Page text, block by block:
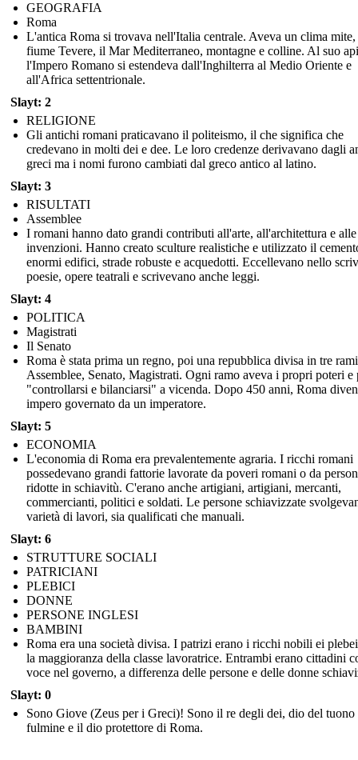
GEOGRAFIA
Roma
L'antica Roma si trovava nell'Italia centrale. Aveva un clima
fiume Tevere, il Mar Mediterraneo, montagne e colline. Al suo
l'Impero Romano si estendeva dall'Inghilterra al Medio Oriente e
all'Africa settentrionale.
Slayt: 2
RELIGIONE
Gli antichi romani praticavano il politeismo, il che significa che
credevano in molti dei e dee. Le loro credenze derivavano dagli
greci ma i nomi furono cambiati dal greco antico al latino.
Slayt: 3
RISULTATI
Assemblee
I romani hanno dato grandi contributi all'arte, all'architettura e alle
invenzioni. Hanno creato sculture realistiche e utilizzato il
enormi edifici, strade robuste e acquedotti. Eccellevano nello
poesie, opere teatrali e scrivevano anche leggi.
Slayt: 4
POLITICA
Magistrati
Il Senato
Roma è stata prima un regno, poi una repubblica divisa in tre
Assemblee, Senato, Magistrati. Ogni ramo aveva i propri poteri e
"controllarsi e bilanciarsi" a vicenda. Dopo 450 anni, Roma
impero governato da un imperatore.
Slayt: 5
ECONOMIA
L'economia di Roma era prevalentemente agraria. I ricchi romani
possedevano grandi fattorie lavorate da poveri romani o da
ridotte in schiavitù. C'erano anche artigiani, artigiani, mercanti,
commercianti, politici e soldati. Le persone schiavizzate
varietà di lavori, sia qualificati che manuali.
Slayt: 6
STRUTTURE SOCIALI
PATRICIANI
PLEBICI
DONNE
PERSONE INGLESI
BAMBINI
Roma era una società divisa. I patrizi erano i ricchi nobili ei
la maggioranza della classe lavoratrice. Entrambi erano cittadini
voce nel governo, a differenza delle persone e delle donne
Slayt: 0
Sono Giove (Zeus per i Greci)! Sono il re degli dei, dio del tuono
fulmine e il dio protettore di Roma.